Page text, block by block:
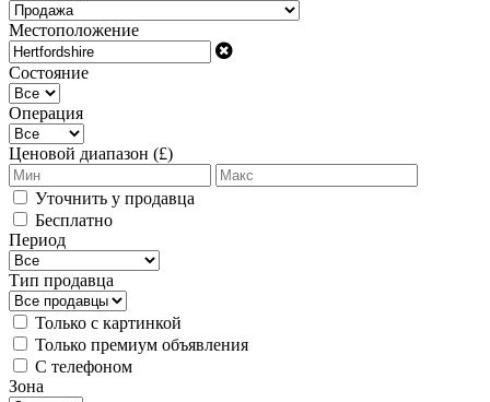
Местоположение
Состояние
Операция
Ценовой диапазон (£)
Уточнить у продавца
Бесплатно
Период
Тип продавца
Только с картинкой
Только премиум объявления
С телефоном
Зона